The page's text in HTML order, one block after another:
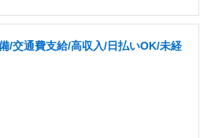
/交通費支給/高収入/日払いOK/未経